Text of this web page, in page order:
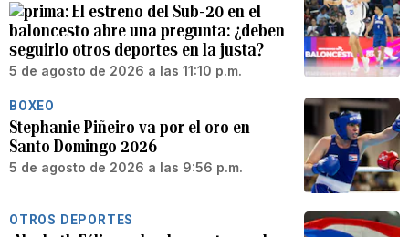
El estreno del Sub-20 en el
baloncesto abre una pregunta: ¿deben
seguirlo otros deportes en la justa?
5 de agosto de 2026 a las 11:10 p.m.
BOXEO
Stephanie Piñeiro va por el oro en
Santo Domingo 2026
5 de agosto de 2026 a las 9:56 p.m.
OTROS DEPORTES